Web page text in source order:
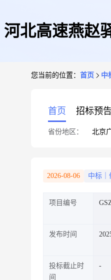
河北高速燕赵
您当前的位置： 首页 中
首页 招标预告
省份地区： 北京
2026-08-06 中标｜
项目编号
发布时间
投标截止时
间